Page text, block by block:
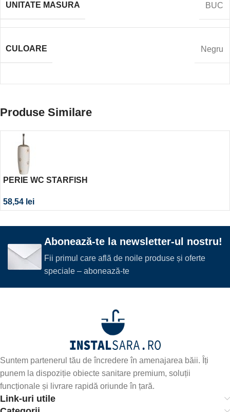
UNITATE MASURA BUC
CULOARE Negru
Produse Similare
PERIE WC STARFISH
58,54 lei
Abonează-te la newsletter-ul nostru!
Fii primul care află de noile produse și oferte
speciale – abonează-te
Suntem partenerul tău de încredere în amenajarea băii. Îți
punem la dispoziție obiecte sanitare premium, soluții
funcționale și livrare rapidă oriunde în țară.
Link-uri utile